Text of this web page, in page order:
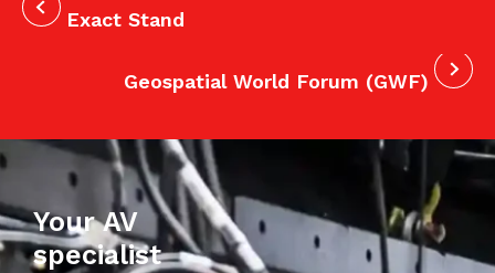
Exact Stand
Geospatial World Forum (GWF)
Your AV
specialist